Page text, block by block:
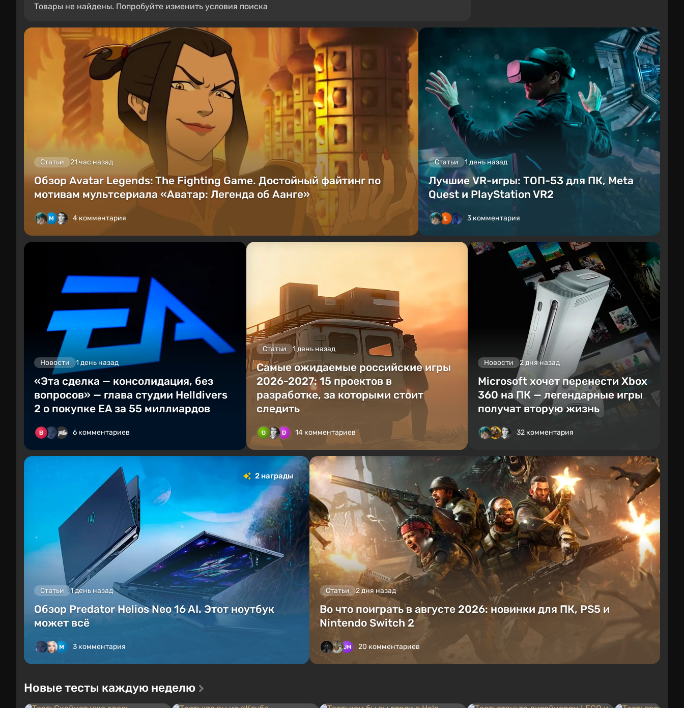
Товары не найдены. Попробуйте изменить условия поиска
Статьи 21 час назад
Обзор Avatar Legends: The Fighting Game. Достойный файтинг по
мотивам мультсериала «Аватар: Легенда об Аанге»
4 комментария
Статьи 1 день назад
Лучшие VR-игры: ТОП-53 для ПК, Meta
Quest и PlayStation VR2
3 комментария
Новости 1 день назад
«Эта сделка — консолидация, без
вопросов» — глава студии Helldivers
2 о покупке EA за 55 миллиардов
6 комментариев
Статьи 1 день назад
Самые ожидаемые российские игры
2026-2027: 15 проектов в
разработке, за которыми стоит
следить
14 комментариев
Новости 2 дня назад
Microsoft хочет перенести Xbox
360 на ПК — легендарные игры
получат вторую жизнь
32 комментария
2 награды
Статьи 1 день назад
Обзор Predator Helios Neo 16 AI. Этот ноутбук
может всё
3 комментария
Статьи 2 дня назад
Во что поиграть в августе 2026: новинки для ПК, PS5 и
Nintendo Switch 2
20 комментариев
Новые тесты каждую неделю